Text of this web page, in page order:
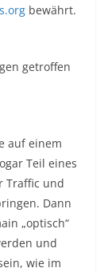
bewährt.
getroffen
auf einem
Teil eines
Traffic und
Dann
„optisch“
und
wie im